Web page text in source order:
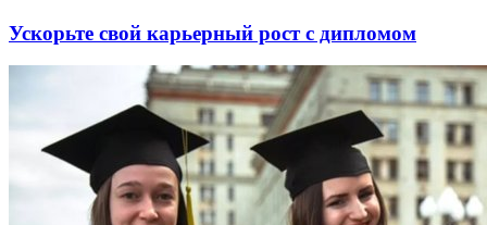
Ускорьте свой карьерный рост с дипломом